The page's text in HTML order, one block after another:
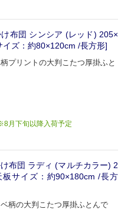
布団 シンシア (レッド) 205×
ズ：約80×120cm /長方形]
プリントの大判こたつ厚掛ふと
月下旬以降入荷予定
布団 ラディ (マルチカラー) 2
サイズ：約90×180cm /長方
柄の大判こたつ厚掛ふとんで